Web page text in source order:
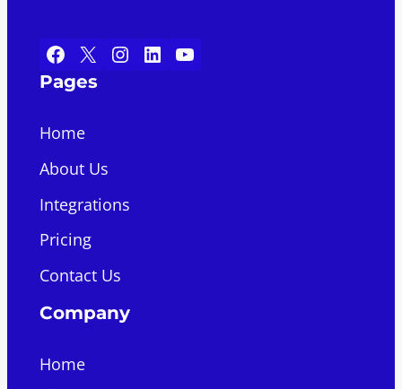
Facebook X Instagram LinkedIn YouTube
Pages
Home
About Us
Integrations
Pricing
Contact Us
Company
Home